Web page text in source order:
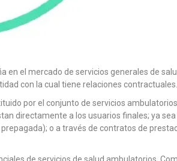
en el mercado de servicios generales de
con la cual tiene relaciones contractuales.
por el conjunto de servicios
directamente a los usuarios finales; ya
o a través de contratos de